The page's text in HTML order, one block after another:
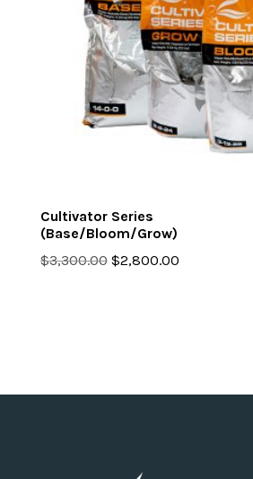
Cultivator Series
(Base/Bloom/Grow)
$3,300.00 Original
$2,800.00Current